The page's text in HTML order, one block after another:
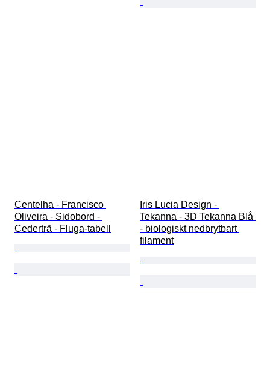
Centelha - Francisco
Oliveira - Sidobord -
Cederträ - Fluga-tabell
Iris Lucia Design -
Tekanna - 3D Tekanna Blå
- biologiskt nedbrytbart
filament